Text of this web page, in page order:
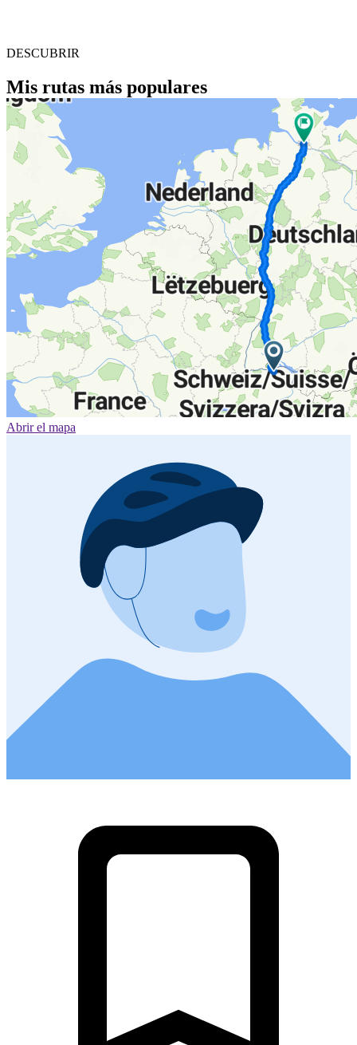
DESCUBRIR
Mis rutas más populares
Abrir el mapa